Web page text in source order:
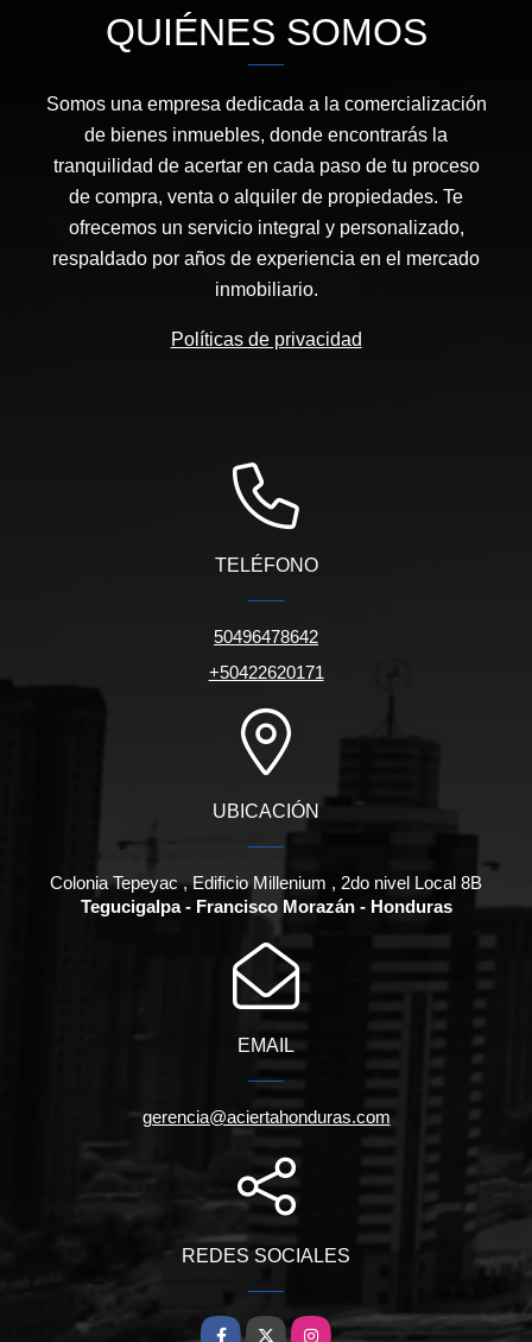
QUIÉNES SOMOS
Somos una empresa dedicada a la comercialización
de bienes inmuebles, donde encontrarás la
tranquilidad de acertar en cada paso de tu proceso
de compra, venta o alquiler de propiedades. Te
ofrecemos un servicio integral y personalizado,
respaldado por años de experiencia en el mercado
inmobiliario.
Políticas de privacidad
TELÉFONO
50496478642
+50422620171
UBICACIÓN
Colonia Tepeyac , Edificio Millenium , 2do nivel Local 8B
Tegucigalpa - Francisco Morazán - Honduras
EMAIL
gerencia@aciertahonduras.com
REDES SOCIALES
Facebook
X Instagram